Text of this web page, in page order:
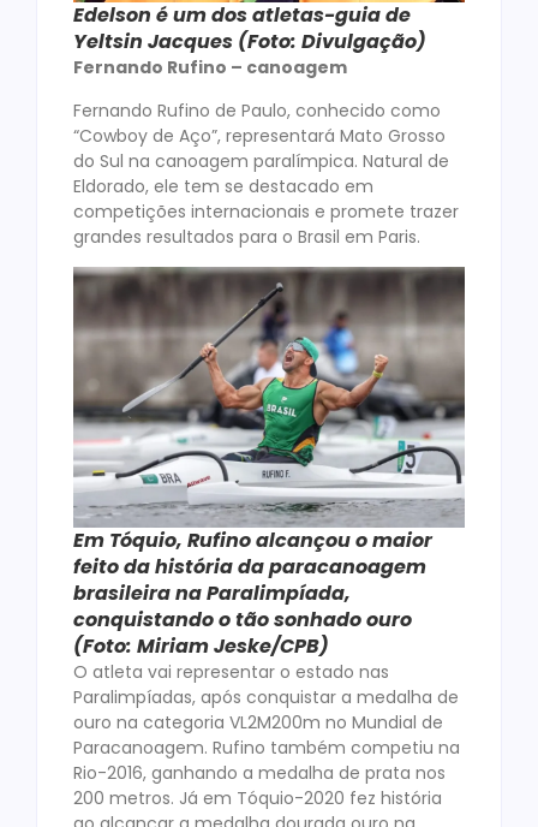
Edelson é um dos atletas-guia de
Yeltsin Jacques (Foto: Divulgação)
Fernando Rufino – canoagem
Fernando Rufino de Paulo, conhecido como
“Cowboy de Aço”, representará Mato Grosso
do Sul na canoagem paralímpica. Natural de
Eldorado, ele tem se destacado em
competições internacionais e promete trazer
grandes resultados para o Brasil em Paris.
Em Tóquio, Rufino alcançou o maior
feito da história da paracanoagem
brasileira na Paralimpíada,
conquistando o tão sonhado ouro
(Foto: Miriam Jeske/CPB)
O atleta vai representar o estado nas
Paralimpíadas, após conquistar a medalha de
ouro na categoria VL2M200m no Mundial de
Paracanoagem. Rufino também competiu na
Rio-2016, ganhando a medalha de prata nos
200 metros. Já em Tóquio-2020 fez história